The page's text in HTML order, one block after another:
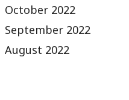
October 2022
September 2022
August 2022